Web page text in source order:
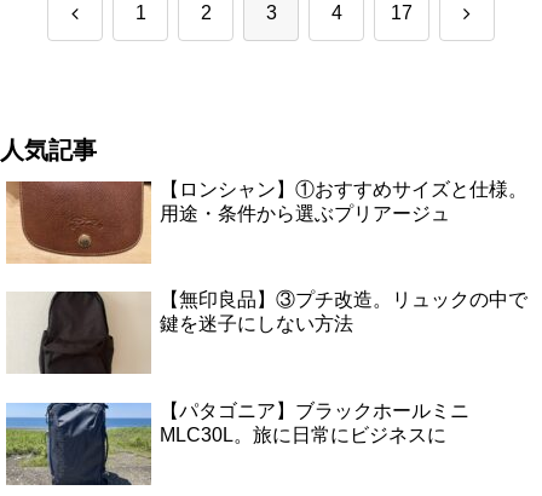
前 1 2 3 4 17 次
人気記事
【ロンシャン】①おすすめサイズと仕様。
用途・条件から選ぶプリアージュ
【無印良品】③プチ改造。リュックの中で
鍵を迷子にしない方法
【パタゴニア】ブラックホールミニ
MLC30L。旅に日常にビジネスに